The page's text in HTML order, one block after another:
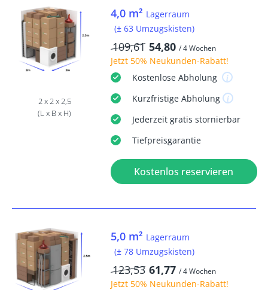
2 x 2 x 2,5
(L x B x H)
4,0 m² Lagerraum
(± 63 Umzugskisten)
109,61 54,80 / 4 Wochen
Jetzt 50% Neukunden-Rabatt!
KostenloseAbholung
KurzfristigeAbholung
Jederzeit gratis stornierbar
Tiefpreisgarantie
Kostenlos reservieren
5,0 m² Lagerraum
(± 78 Umzugskisten)
123,53 61,77 / 4 Wochen
Jetzt 50% Neukunden-Rabatt!